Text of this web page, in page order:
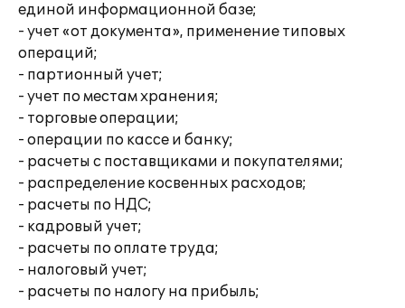
единой информационной базе;
- учет «от документа», применение типовых
операций;
- партионный учет;
- учет по местам хранения;
- торговые операции;
- операции по кассе и банку;
- расчеты с поставщиками и покупателями;
- распределение косвенных расходов;
- расчеты по НДС;
- кадровый учет;
- расчеты по оплате труда;
- налоговый учет;
- расчеты по налогу на прибыль;